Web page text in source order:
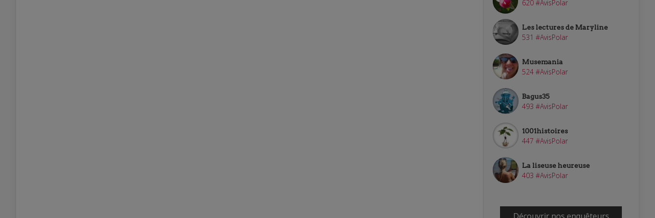
620 #AvisPolar
Les lectures de Maryline
531 #AvisPolar
Musemania
524 #AvisPolar
Bagus35
493 #AvisPolar
1001histoires
447 #AvisPolar
La liseuse heureuse
403 #AvisPolar